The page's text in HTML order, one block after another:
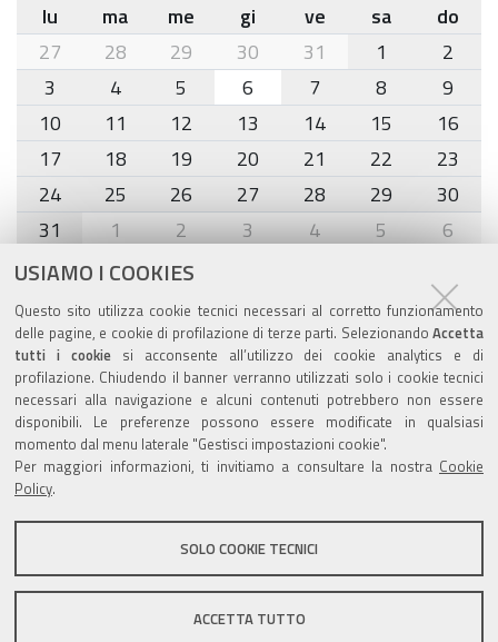
USIAMO I COOKIES
Questo sito utilizza cookie tecnici necessari al corretto funzionamento
delle pagine, e cookie di profilazione di terze parti. Selezionando Accetta
tutti i cookiesi acconsente all’utilizzo dei cookie analytics e di
profilazione. Chiudendo il banner verranno utilizzati solo i cookie tecnici
necessari alla navigazione e alcuni contenuti potrebbero non essere
disponibili. Le preferenze possono essere modificate in qualsiasi
momento dal menu laterale "Gestisci impostazioni cookie".
Per maggiori informazioni, ti invitiamo a consultare la nostra Cookie
Policy.
SOLO COOKIE TECNICI
ACCETTA TUTTO
month-
8
lu ma me gi ve sa
do
27
28 29 30 31 1
2
3
4 5 6 7 8
9
10
11 12 13 14 15
16
17
18 19 20 21 22
23
24
25 26 27 28 29
30
31
1 2 3 4 5 6
Agenda eventi
torna alla sezione
Valuta questo sito
Sito istituzionale Comune di Zola Predosa